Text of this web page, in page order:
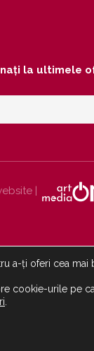
la ultimele
|
a-ți oferi cea mai
cookie-urile pe